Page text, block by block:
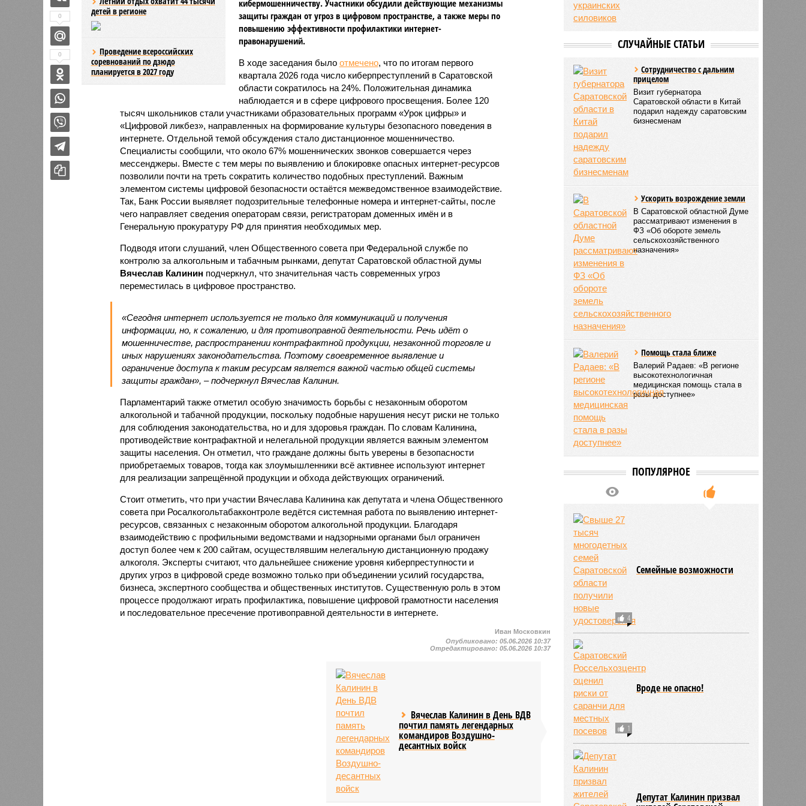
детей в регионе
Проведение всероссийских
соревнований по дзюдо
планируется в 2027 году
кибермошенничеству. Участники обсудили действующие механизмы
защиты граждан от угроз в цифровом пространстве, а также меры по
повышению эффективности профилактики интернет-
правонарушений.
В ходе заседания было отмечено, что по итогам первого
квартала 2026 года число киберпреступлений в Саратовской
области сократилось на 24%. Положительная динамика
наблюдается и в сфере цифрового просвещения. Более 120
тысяч школьников стали участниками образовательных программ «Урок цифры» и
«Цифровой ликбез», направленных на формирование культуры безопасного поведения в
интернете. Отдельной темой обсуждения стало дистанционное мошенничество.
Специалисты сообщили, что около 67% мошеннических звонков совершается через
мессенджеры. Вместе с тем меры по выявлению и блокировке опасных интернет-ресурсов
позволили почти на треть сократить количество подобных преступлений. Важным
элементом системы цифровой безопасности остаётся межведомственное взаимодействие.
Так, Банк России выявляет подозрительные телефонные номера и интернет-сайты, после
чего направляет сведения операторам связи, регистраторам доменных имён и в
Генеральную прокуратуру РФ для принятия необходимых мер.
Подводя итоги слушаний, член Общественного совета при Федеральной службе по
контролю за алкогольным и табачным рынками, депутат Саратовской областной думы
Вячеслав Калинин подчеркнул, что значительная часть современных угроз
переместилась в цифровое пространство.
«Сегодня интернет используется не только для коммуникаций и получения
информации, но, к сожалению, и для противоправной деятельности. Речь идёт о
мошенничестве, распространении контрафактной продукции, незаконной торговле и
иных нарушениях законодательства. Поэтому своевременное выявление и
ограничение доступа к таким ресурсам является важной частью общей системы
защиты граждан», – подчеркнул Вячеслав Калинин.
Парламентарий также отметил особую значимость борьбы с незаконным оборотом
алкогольной и табачной продукции, поскольку подобные нарушения несут риски не только
для соблюдения законодательства, но и для здоровья граждан. По словам Калинина,
противодействие контрафактной и нелегальной продукции является важным элементом
защиты населения. Он отметил, что граждане должны быть уверены в безопасности
приобретаемых товаров, тогда как злоумышленники всё активнее используют интернет
для реализации запрещённой продукции и обхода действующих ограничений.
Стоит отметить, что при участии Вячеслава Калинина как депутата и члена Общественного
совета при Росалкогольтабакконтроле ведётся системная работа по выявлению интернет-
ресурсов, связанных с незаконным оборотом алкогольной продукции. Благодаря
взаимодействию с профильными ведомствами и надзорными органами был ограничен
доступ более чем к 200 сайтам, осуществлявшим нелегальную дистанционную продажу
алкоголя. Эксперты считают, что дальнейшее снижение уровня киберпреступности и
других угроз в цифровой среде возможно только при объединении усилий государства,
бизнеса, экспертного сообщества и общественных институтов. Существенную роль в этом
процессе продолжают играть профилактика, повышение цифровой грамотности населения
и последовательное пресечение противоправной деятельности в интернете.
0
0
Иван Московкин
Опубликовано:05.06.2026 10:37
Отредактировано:05.06.2026 10:37
Вячеслав Калинин в День ВДВ
почтил память легендарных
командиров Воздушно-
десантных войск
СЛУЧАЙНЫЕ СТАТЬИ
Сотрудничество с дальним
прицелом
Визит губернатора
Саратовской области в Китай
подарил надежду саратовским
бизнесменам
Ускорить возрождение земли
В Саратовской областной Думе
рассматривают изменения в
ФЗ «Об обороте земель
сельскохозяйственного
назначения»
Помощь стала ближе
Валерий Радаев: «В регионе
высокотехнологичная
медицинская помощь стала в
разы доступнее»
ПОПУЛЯРНОЕ
4
Семейные возможности
1
Вроде не опасно!
Депутат Калинин призвал